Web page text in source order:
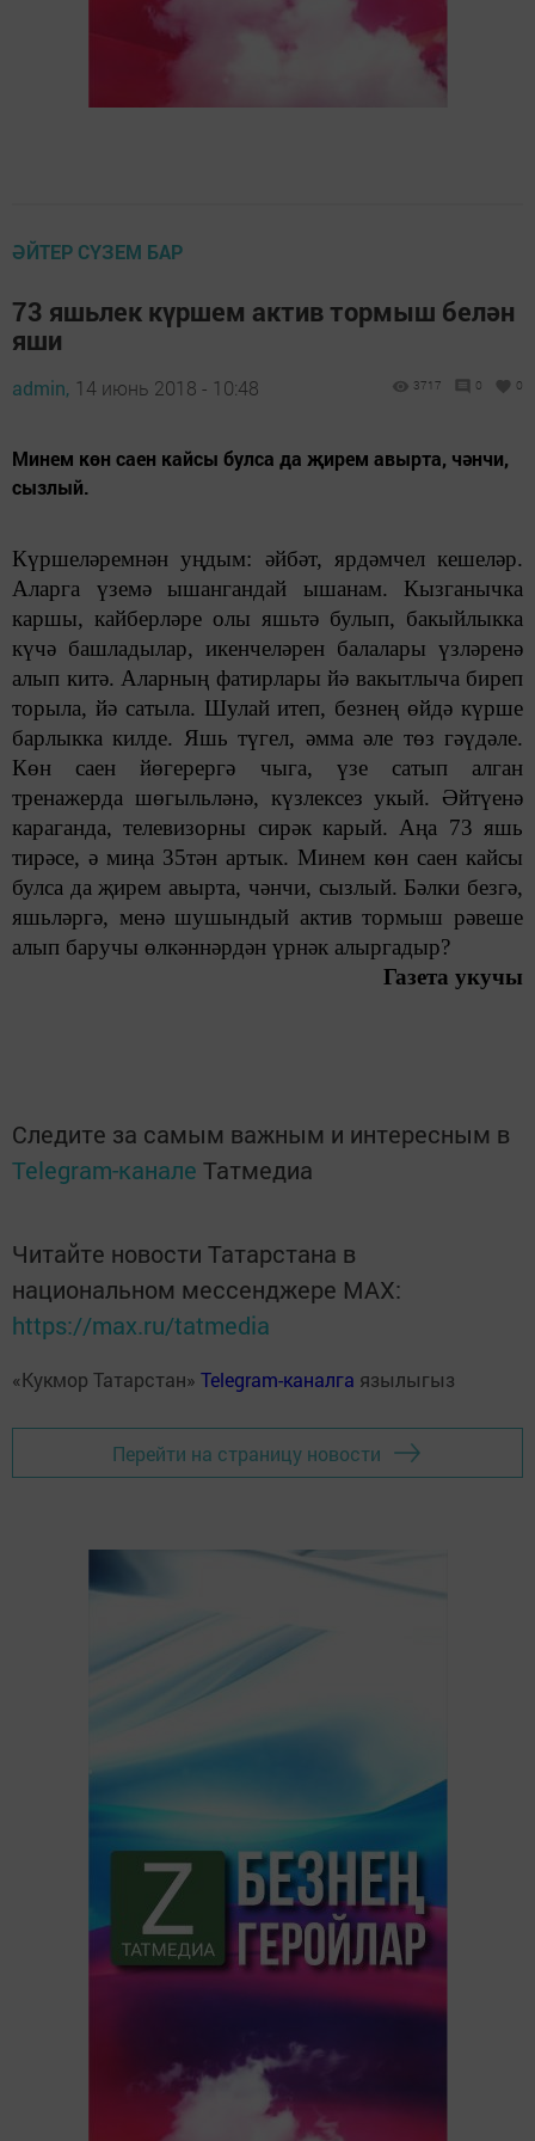
ӘЙТЕР СҮЗЕМ БАР
73 яшьлек күршем актив тормыш белән
яши
admin, 14 июнь 2018 - 10:48 3717 0 0
Минем көн саен кайсы булса да җирем авырта, чәнчи,
сызлый.
Күршеләремнән уңдым: әйбәт, ярдәмчел кешеләр.
Аларга үземә ышангандай ышанам. Кызганычка
каршы, кайберләре олы яшьтә булып, бакыйлыкка
күчә башладылар, икенчеләрен балалары үзләренә
алып китә. Аларның фатирлары йә вакытлыча биреп
торыла, йә сатыла. Шулай итеп, безнең өйдә күрше
барлыкка килде. Яшь түгел, әмма әле төз гәүдәле.
Көн саен йөгерергә чыга, үзе сатып алган
тренажерда шөгыльләнә, күзлексез укый. Әйтүенә
караганда, телевизорны сирәк карый. Аңа 73 яшь
тирәсе, ә миңа 35тән артык. Минем көн саен кайсы
булса да җирем авырта, чәнчи, сызлый. Бәлки безгә,
яшьләргә, менә шушындый актив тормыш рәвеше
алып баручы өлкәннәрдән үрнәк алыргадыр?
Газета укучы
Следите за самым важным и интересным в
Telegram-канале Татмедиа
Читайте новости Татарстана в
национальном мессенджере MАХ:
https://max.ru/tatmedia
«Кукмор Татарстан» Telegram-каналга язылыгыз
Перейти на страницу новости